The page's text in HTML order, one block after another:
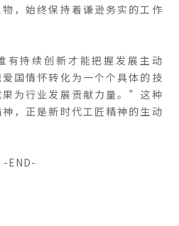
，始终保持着谦逊务实的工作
有持续创新才能把握发展主动
国情怀转化为一个个具体的技
为行业发展贡献力量。”这种
，正是新时代工匠精神的生动
-END-